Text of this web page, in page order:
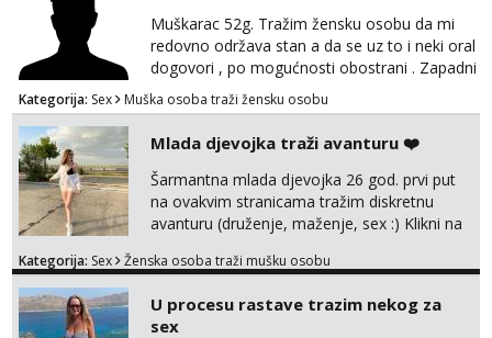
Muškarac 52g. Tražim žensku osobu da mi
redovno održava stan a da se uz to i neki oral
dogovori , po mogućnosti obostrani . Zapadni
dio Zagreba .Javiti se prvo porukom na
WhatsApp ili Telegram 0958634499
Kategorija: Sex Muška osoba traži žensku osobu
Mlada djevojka traži avanturu ❤️
Šarmantna mlada djevojka 26 god. prvi put
na ovakvim stranicama tražim diskretnu
avanturu (druženje, maženje, sex :) Klikni na
Kategorija: Sex Ženska osoba traži mušku osobu
U procesu rastave trazim nekog za
sex